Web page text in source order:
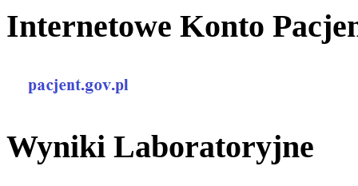
Internetowe Konto
Wyniki Laboratoryjne